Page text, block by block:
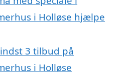
i Holløse hjælpe
3 tilbud på
i Holløse